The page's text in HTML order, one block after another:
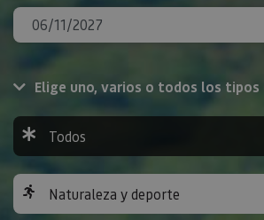
Elige uno, varios o todos los tipos
Todos
Naturaleza y deporte